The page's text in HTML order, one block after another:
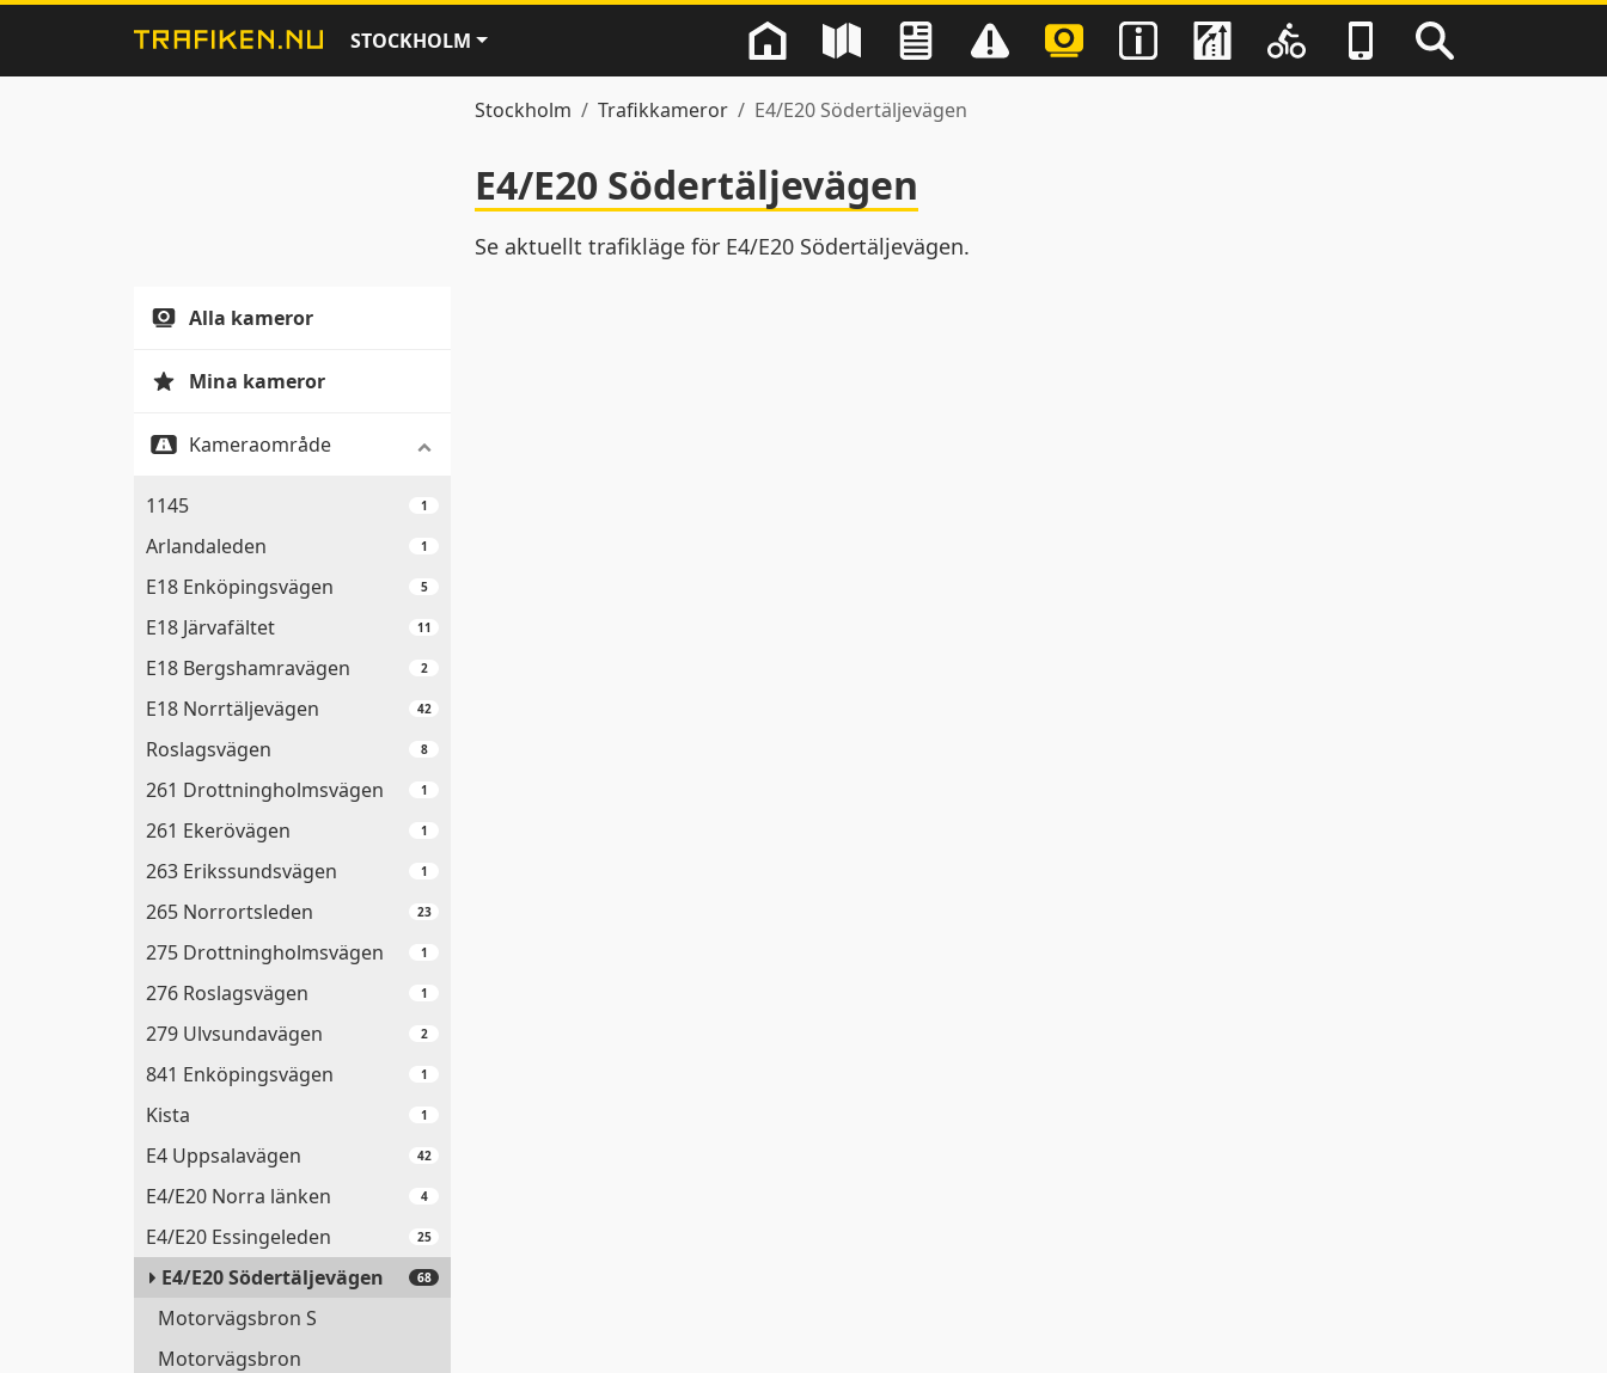
STOCKHOLM
Stockholm Trafikkameror E4/E20 Södertäljevägen
E4/E20 Södertäljevägen
Se aktuellt trafikläge för E4/E20 Södertäljevägen.
Alla kameror
Mina kameror
Kameraområde
1145 1
Arlandaleden 1
E18 Enköpingsvägen 5
E18 Järvafältet 11
E18 Bergshamravägen 2
E18 Norrtäljevägen 42
Roslagsvägen 8
261 Drottningholmsvägen 1
261 Ekerövägen 1
263 Erikssundsvägen 1
265 Norrortsleden 23
275 Drottningholmsvägen 1
276 Roslagsvägen 1
279 Ulvsundavägen 2
841 Enköpingsvägen 1
Kista 1
E4 Uppsalavägen 42
E4/E20 Norra länken 4
E4/E20 Essingeleden 25
E4/E20 Södertäljevägen 68
Motorvägsbron S
Motorvägsbron